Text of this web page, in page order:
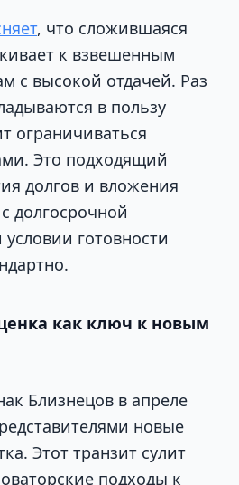
, что сложившаяся
к взвешенным
с высокой отдачей. Раз
в пользу
ограничиваться
Это подходящий
долгов и вложения
долгосрочной
готовности
как ключ к новым
Близнецов в апреле
новые
Этот транзит сулит
подходы к